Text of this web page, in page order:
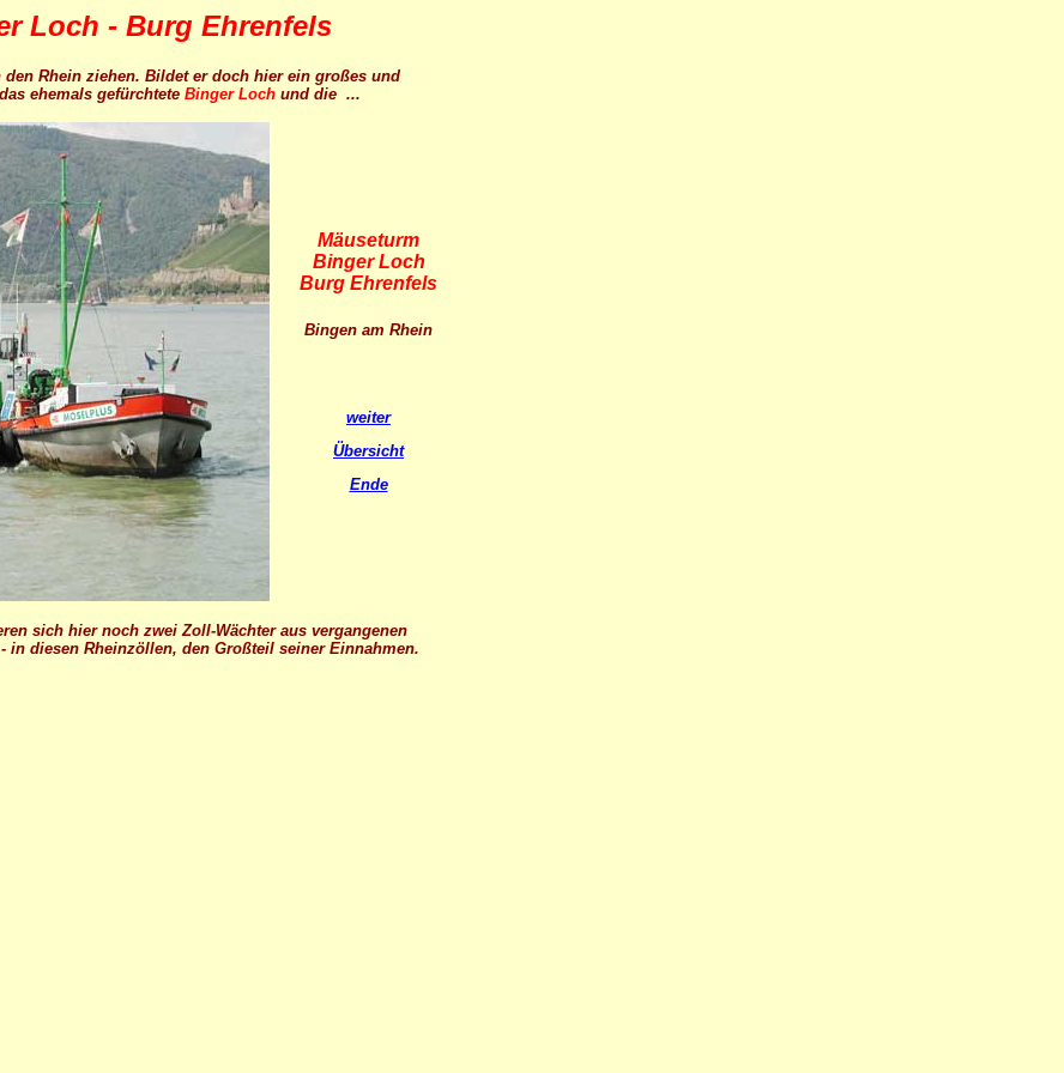
Loch - Burg Ehrenfels
Rhein ziehen. Bildet er doch hier ein großes und
ehemals gefürchtete Binger Loch und die ...
Mäuseturm
Binger Loch
Burg Ehrenfels
Bingen am Rhein
weiter
Übersicht
Ende
sich hier noch zwei Zoll-Wächter aus vergangenen
in diesen Rheinzöllen, den Großteil seiner Einnahmen.